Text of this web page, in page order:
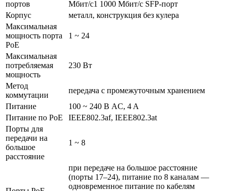
портов
Мбит/с1 1000 Мбит/с SFP-порт
Корпус
металл, конструкция без кулера
Максимальная
мощность порта
РоЕ
1 ~ 24
Максимальная
потребляемая
мощность
230 Вт
Метод
коммутации
передача с промежуточным хранением
Питание
100 ~ 240 В AC, 4 A
Питание по РоЕ
IEEE802.3af, IEEE802.3at
Порты для
передачи на
большое
расстояние
1 ~ 8
при передаче на большое расстояние
(порты 17–24), питание по 8 каналам —
одновременное питание по кабелям